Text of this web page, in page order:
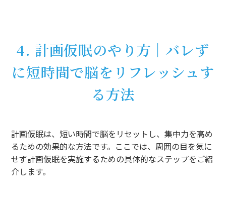
4. 計画仮眠のやり方｜バレず
に短時間で脳をリフレッシュす
る方法
計画仮眠は、短い時間で脳をリセットし、集中力を高め
るための効果的な方法です。ここでは、周囲の目を気に
せず計画仮眠を実施するための具体的なステップをご紹
介します。